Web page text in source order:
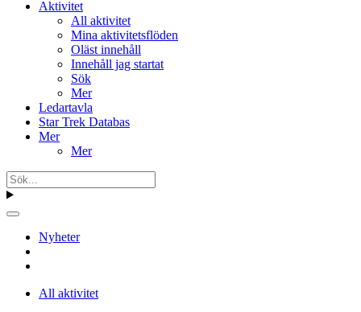
Aktivitet
All aktivitet
Mina aktivitetsflöden
Oläst innehåll
Innehåll jag startat
Sök
Mer
Ledartavla
Star Trek Databas
Mer
Mer
Nyheter
All aktivitet